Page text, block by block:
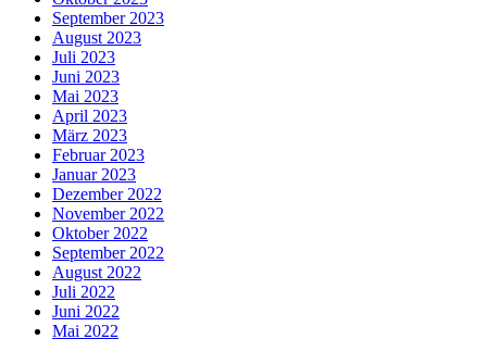
September 2023
August 2023
Juli 2023
Juni 2023
Mai 2023
April 2023
März 2023
Februar 2023
Januar 2023
Dezember 2022
November 2022
Oktober 2022
September 2022
August 2022
Juli 2022
Juni 2022
Mai 2022